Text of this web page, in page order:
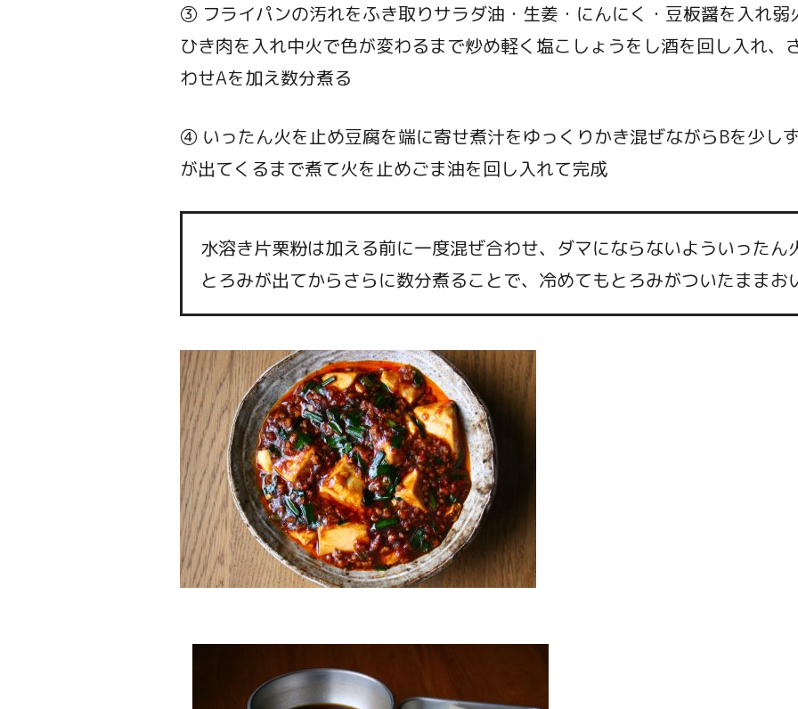
③ フライパンの汚れをふき取りサラダ油・生姜・にんにく・豆板醤を入れ弱
ひき肉を入れ中火で色が変わるまで炒め軽く塩こしょうをし酒を回し入れ
わせAを加え数分煮る
④ いったん火を止め豆腐を端に寄せ煮汁をゆっくりかき混ぜながらBを少し
が出てくるまで煮て火を止めごま油を回し入れて完成
水溶き片栗粉は加える前に一度混ぜ合わせ、ダマにならないよういったん
とろみが出てからさらに数分煮ることで、冷めてもとろみがついたままお